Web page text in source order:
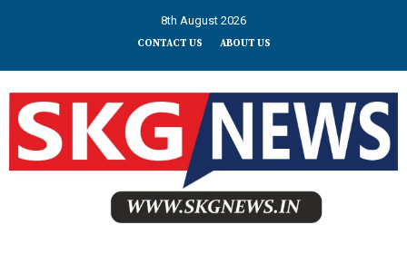
8th August 2026
CONTACT US ABOUT US